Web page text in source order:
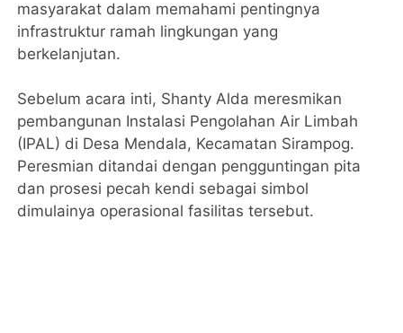
masyarakat dalam memahami pentingnya
infrastruktur ramah lingkungan yang
berkelanjutan.
Sebelum acara inti, Shanty Alda meresmikan
pembangunan Instalasi Pengolahan Air Limbah
(IPAL) di Desa Mendala, Kecamatan Sirampog.
Peresmian ditandai dengan pengguntingan pita
dan prosesi pecah kendi sebagai simbol
dimulainya operasional fasilitas tersebut.